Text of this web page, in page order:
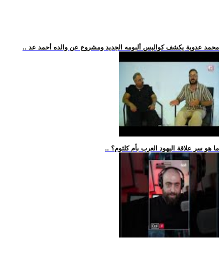
.. محمد عدوية يكشف كواليس ألبومه الجديد ومشروع عن والده أحمد عد
.. ما هو سر علاقة اليهود العرب بأم كلثوم؟